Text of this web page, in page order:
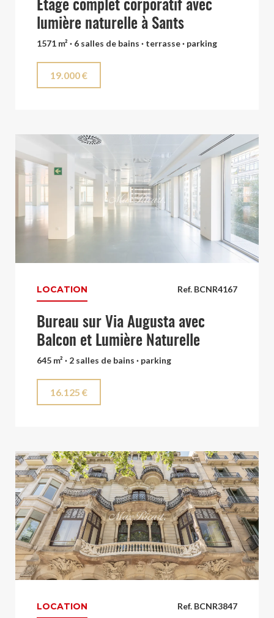
Étage complet corporatif avec
lumière naturelle à Sants
1571 m² · 6 salles de bains · terrasse · parking
19.000 €
Ref. BCNR4167
LOCATION
Bureau sur Via Augusta avec
Balcon et Lumière Naturelle
645 m² · 2 salles de bains · parking
16.125 €
Ref. BCNR3847
LOCATION